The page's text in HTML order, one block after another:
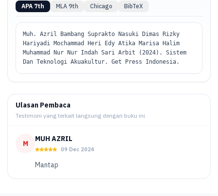
APA 7th MLA 9th Chicago BibTeX
Muh. Azril Bambang Suprakto Nasuki Dimas Rizky
Hariyadi Mochammad Heri Edy Atika Marisa Halim
Muhammad Nur Nur Indah Sari Arbit (2024). Sistem
Dan Teknologi Akuakultur. Get Press Indonesia.
Ulasan Pembaca
Testimoni yang terkait langsung dengan buku ini.
M
MUH AZRIL
09 Dec 2024
Mantap